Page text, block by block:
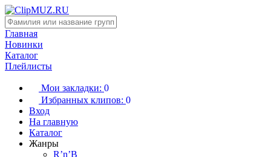
Главная
Новинки
Каталог
Плейлисты
Мои закладки: 0
Избранных клипов: 0
Вход
На главную
Каталог
Жанры
R’n’B